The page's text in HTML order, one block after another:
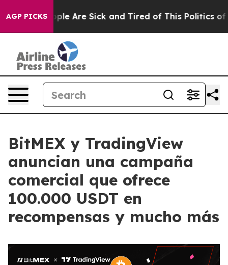
AGP PICKS
“People Are Sick and Tired of This Politics of
BitMEX y TradingView
anuncian una campaña
comercial que ofrece
100.000 USDT en
recompensas y mucho más